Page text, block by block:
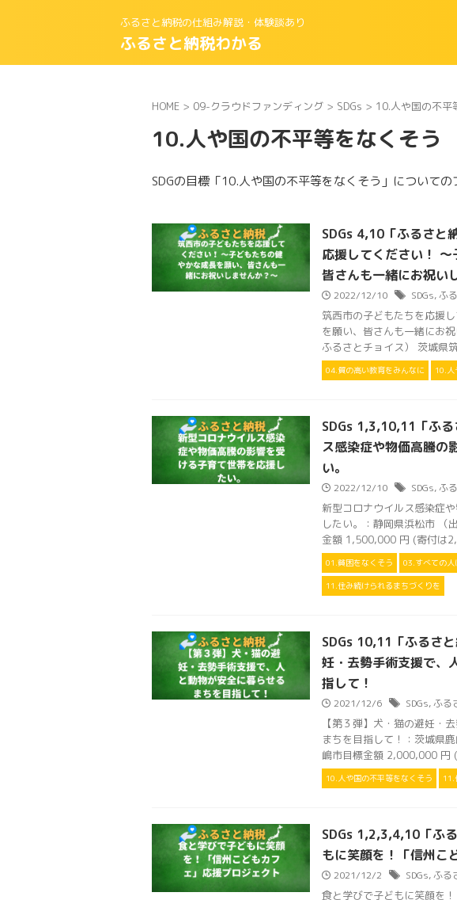
ふるさと納税の仕組み解説・体験談あり
ふるさと納税わかる
HOME > 09-クラウドファンディング > SDGs > 10.人や国の不平
10.人や国の不平等をなくそう
SDGの目標「10.人や国の不平等をなくそう」についての
SDGs 4,10「ふるさと
応援してください！ ～
皆さんも一緒にお祝い
2022/12/10 SDGs,ふ
筑西市の子どもたちを応援
を願い、皆さんも一緒にお
ふるさとチョイス） 茨城県
04.質の高い教育をみんなに 10.人
SDGs 1,3,10,11「ふ
ス感染症や物価高騰の
い。
2022/12/10 SDGs,ふ
新型コロナウイルス感染症
したい。：静岡県浜松市 （
金額 1,500,000 円 (寄付は
01.貧困をなくそう 03.すべての人
11.住み続けられるまちづくりを
SDGs 10,11「ふるさ
妊・去勢手術支援で、
指して！
2021/12/6 SDGs,ふる
【第３弾】犬・猫の避妊・
まちを目指して！：茨城県
嶋市目標金額 2,000,000 円
10.人や国の不平等をなくそう 11.
SDGs 1,2,3,4,10「ふ
もに笑顔を！「信州こ
2021/12/2 SDGs,ふる
食と学びで子どもに笑顔を